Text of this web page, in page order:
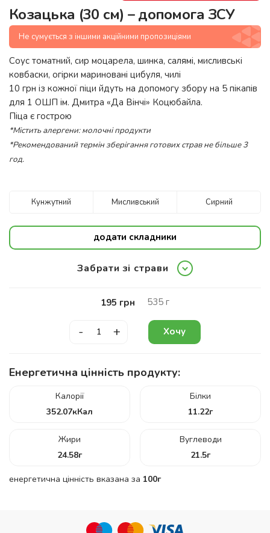
Козацька (30 см) – допомога ЗСУ
Не сумується з іншими акційними пропозиціями
Cоус томатний, сир моцарела, шинка, салямі, мисливські
ковбаски, огірки мариновані цибуля, чилі
10 грн із кожної піци йдуть на допомогу збору на 5 пікапів
для 1 ОШП ім. Дмитра «Да Вінчі» Коцюбайла.
Піца є гострою
*Містить алергени: молочні продукти
*Рекомендований термін зберігання готових страв не більше 3
год.
Кунжутний Мисливський Сирний
додати складники
Забрати зі страви
195 грн 535 г
- + Хочу
Енергетична цінність продукту:
Калорії
352.07кКал
Білки
11.22г
Жири
24.58г
Вуглеводи
21.5г
енергетична цінність вказана за 100г